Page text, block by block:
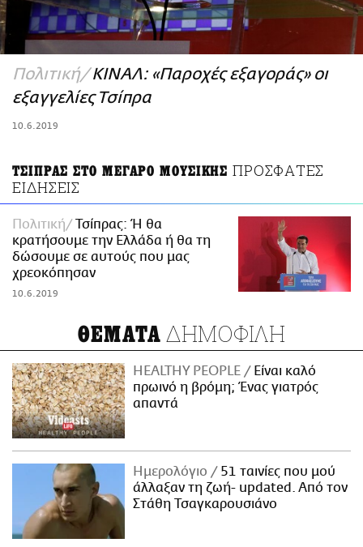
ΑΜΠΑ
PRINT
Πολιτική ΚΙΝΑΛ: «Παροχές εξαγοράς» οι
εξαγγελίες Τσίπρα
10.6.2019
ΤΣΙΠΡΑΣ ΣΤΟ ΜΕΓΑΡΟ ΜΟΥΣΙΚΗΣ ΠΡΟΣΦΑΤΕΣ
ΕΙΔΗΣΕΙΣ
Πολιτική
Τσίπρας: Ή θα
κρατήσουμε την Ελλάδα ή θα τη
δώσουμε σε αυτούς που μας
χρεοκόπησαν
10.6.2019
ΘΕΜΑΤΑ ΔΗΜΟΦΙΛΗ
HEALTHY PEOPLE
Είναι καλό
πρωινό η βρόμη; Ένας γιατρός
απαντά
Ημερολόγιο
51 ταινίες που μού
άλλαξαν τη ζωή- updated. Aπό τον
Στάθη Τσαγκαρουσιάνο